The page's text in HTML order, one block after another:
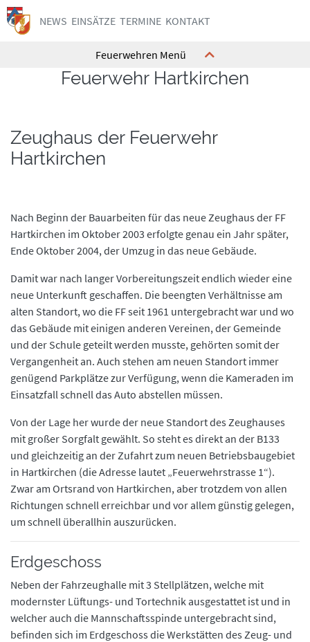
NEWS EINSÄTZE TERMINE KONTAKT
Feuerwehren Menü
Feuerwehrhaus
Jugend
Kontakt
Jugend
Kontakt
Kommando
Ausrüstung
Feuerwehrhaus
Mannschaft
Geschichte
Jugend
Kontakt
Kommando
Ausrüstung
Feuerwehrhaus
Mannschaft
Geschichte
Jugend
Feuerwehr Hartkirchen
Zeughaus der Feuerwehr
Hartkirchen
Nach Beginn der Bauarbeiten für das neue Zeughaus der FF
Hartkirchen im Oktober 2003 erfolgte genau ein Jahr später,
Ende Oktober 2004, der Umzug in das neue Gebäude.
Damit war nach langer Vorbereitungszeit endlich wieder eine
neue Unterkunft geschaffen. Die beengten Verhältnisse am
alten Standort, wo die FF seit 1961 untergebracht war und wo
das Gebäude mit einigen anderen Vereinen, der Gemeinde
und der Schule geteilt werden musste, gehörten somit der
Vergangenheit an. Auch stehen am neuen Standort immer
genügend Parkplätze zur Verfügung, wenn die Kameraden im
Einsatzfall schnell das Auto abstellen müssen.
Von der Lage her wurde der neue Standort des Zeughauses
mit großer Sorgfalt gewählt. So steht es direkt an der B133
und gleichzeitig an der Zufahrt zum neuen Betriebsbaugebiet
in Hartkirchen (die Adresse lautet „Feuerwehrstrasse 1“).
Zwar am Ortsrand von Hartkirchen, aber trotzdem von allen
Richtungen schnell erreichbar und vor allem günstig gelegen,
um schnell überallhin auszurücken.
Erdgeschoss
Neben der Fahrzeughalle mit 3 Stellplätzen, welche mit
modernster Lüftungs- und Tortechnik ausgestattet ist und in
welcher auch die Mannschaftsspinde untergebracht sind,
befinden sich im Erdgeschoss die Werkstätten des Zeug- und